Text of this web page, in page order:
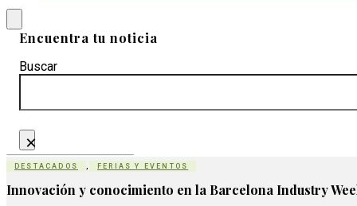
Encuentra tu noticia
Buscar
×
DESTACADOS , FERIAS Y EVENTOS
Innovación y conocimiento en la Barcelona Industry